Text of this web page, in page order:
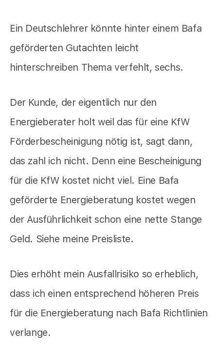
Ein Deutschlehrer könnte hinter einem Bafa
geförderten Gutachten leicht
hinterschreiben Thema verfehlt, sechs.
Der Kunde, der eigentlich nur den
Energieberater holt weil das für eine KfW
Förderbescheinigung nötig ist, sagt dann,
das zahl ich nicht. Denn eine Bescheinigung
für die KfW kostet nicht viel. Eine Bafa
geförderte Energieberatung kostet wegen
der Ausführlichkeit schon eine nette Stange
Geld. Siehe meine Preisliste.
Dies erhöht mein Ausfallrisiko so erheblich,
dass ich einen entsprechend höheren Preis
für die Energieberatung nach Bafa Richtlinien
verlange.